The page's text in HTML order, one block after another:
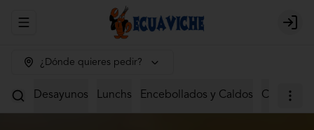
Abrir menu de navegación Login
¿Dónde quieres pedir?
Desayunos Lunchs Encebollados y Caldos Ceviches